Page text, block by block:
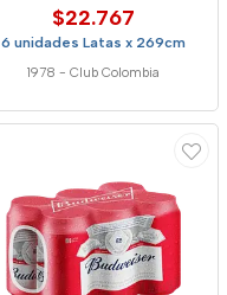
$22.767
6 unidades Latas x 269cm
1978 - Club Colombia